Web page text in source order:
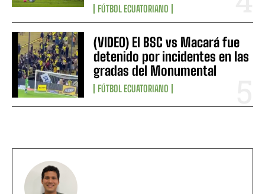
FÚTBOL ECUATORIANO
(VIDEO) El BSC vs Macará fue
detenido por incidentes en las
gradas del Monumental
FÚTBOL ECUATORIANO